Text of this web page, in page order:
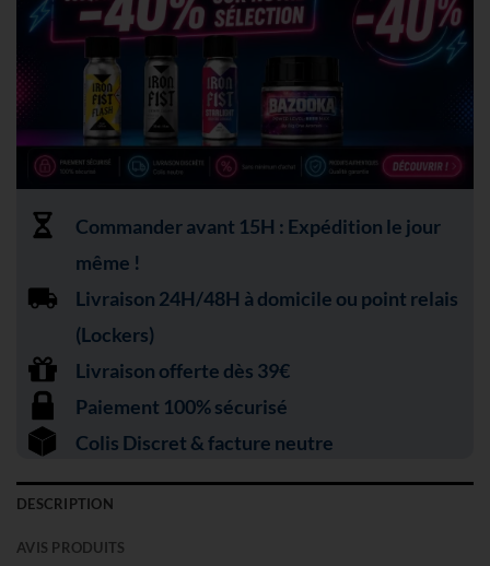
Commander avant 15H : Expédition le jour
même !
Livraison 24H/48H à domicile ou point relais
(Lockers)
Livraison offerte dès 39€
Paiement 100% sécurisé
Colis Discret & facture neutre
DESCRIPTION
AVIS PRODUITS